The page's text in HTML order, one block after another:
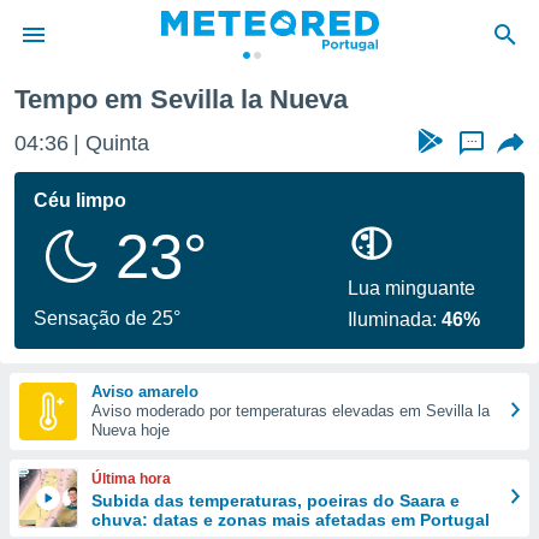
da
foi
fornecidas
a este
das
e
forma
digital
Tempo em Sevilla la Nueva
04:36 Quinta ...
Céu limpo
23°
Sensação de 25°
Lua minguante
Iluminada:46%
Aviso amarelo
Aviso moderado por temperaturas elevadas em Sevilla la
Nueva hoje
Última hora
Subida das temperaturas, poeiras do Saara e
chuva: datas e zonas mais afetadas em Portugal